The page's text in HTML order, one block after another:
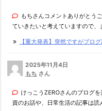
もちさんコメントありがとう
ていきたいと考えていますので
【重大発表】突然ですがブロ
2025年11月4日
もち さん
けっこうZEROさんのブログ
資のお話や、日常生活の記事は